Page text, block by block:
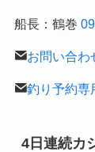
船長：鶴巻
お問い合わ
釣り予約専
4日連続カ